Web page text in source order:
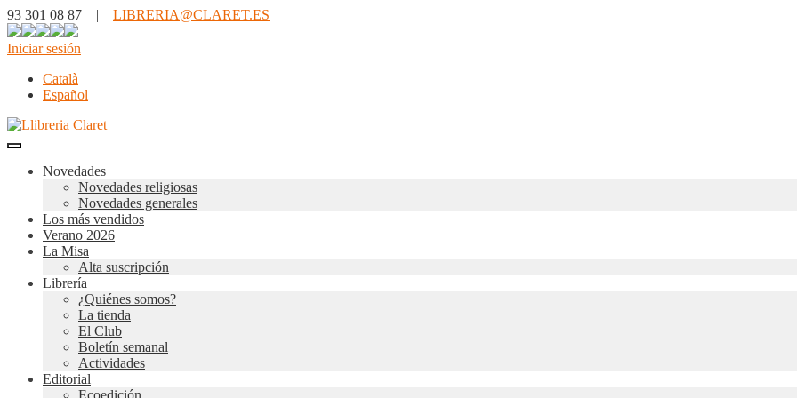
93 301 08 87 | LIBRERIA@CLARET.ES
Iniciar sesión
Català
Español
Novedades
Novedades religiosas
Novedades generales
Los más vendidos
Verano 2026
La Misa
Alta suscripción
Librería
¿Quiénes somos?
La tienda
El Club
Boletín semanal
Actividades
Editorial
Ecoedición